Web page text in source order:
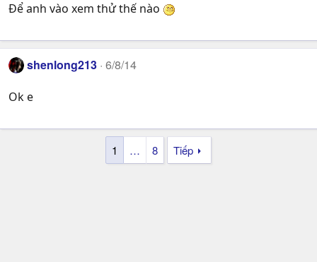
Để anh vào xem thử thế nào
shenlong213 6/8/14
Ok e
1 … 8 Tiếp